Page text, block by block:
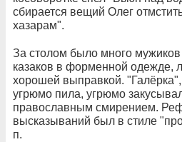
сбирается вещий Олег
хазарам".
За столом было много
казаков в форменной одежде,
хорошей выправкой. "Галёрка",
угрюмо пила, угрюмо
православным смирением.
высказываний был в стиле
п.